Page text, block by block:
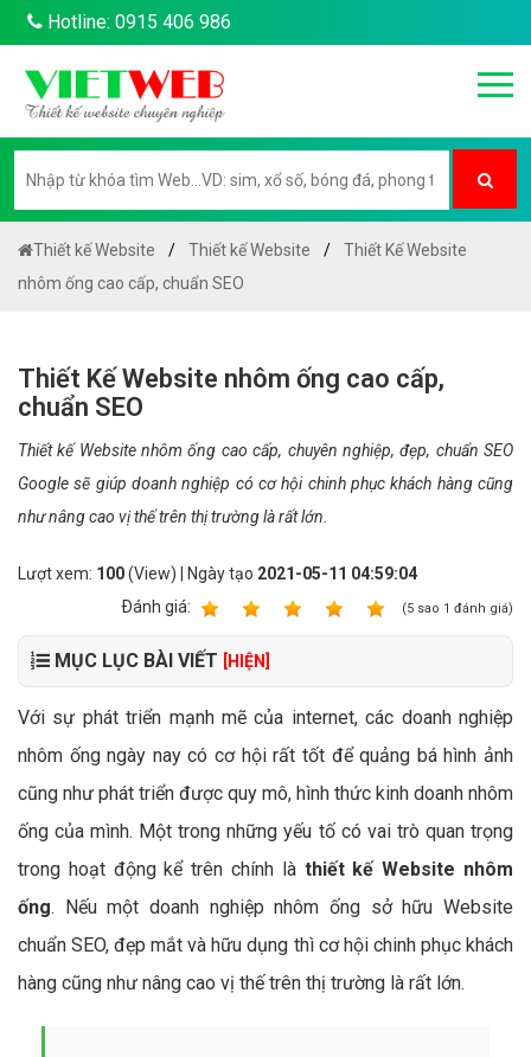
Hotline: 0915 406 986
Thiết kế Website Thiết kế Website
Thiết Kế Website
nhôm ống cao cấp, chuẩn SEO
Thiết Kế Website nhôm ống cao cấp,
chuẩn SEO
Thiết kế Website nhôm ống cao cấp, chuyên nghiệp, đẹp, chuẩn SEO
Google sẽ giúp doanh nghiệp có cơ hội chinh phục khách hàng cũng
như nâng cao vị thế trên thị trường là rất lớn.
Lượt xem: 100(View) | Ngày tạo 2021-05-11 04:59:04
Ðánh giá:
(5 sao 1 đánh giá)
MỤC LỤC BÀI VIẾT [HIỆN]
Với sự phát triển mạnh mẽ của internet, các doanh nghiệp
nhôm ống ngày nay có cơ hội rất tốt để quảng bá hình ảnh
cũng như phát triển được quy mô, hình thức kinh doanh nhôm
ống của mình. Một trong những yếu tố có vai trò quan trọng
trong hoạt động kể trên chính là thiết kế Website nhôm
ống. Nếu một doanh nghiệp nhôm ống sở hữu Website
chuẩn SEO, đẹp mắt và hữu dụng thì cơ hội chinh phục khách
hàng cũng như nâng cao vị thế trên thị trường là rất lớn.